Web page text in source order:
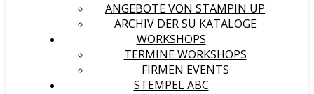
ANGEBOTE VON STAMPIN UP
ARCHIV DER SU KATALOGE
WORKSHOPS
TERMINE WORKSHOPS
FIRMEN EVENTS
STEMPEL ABC